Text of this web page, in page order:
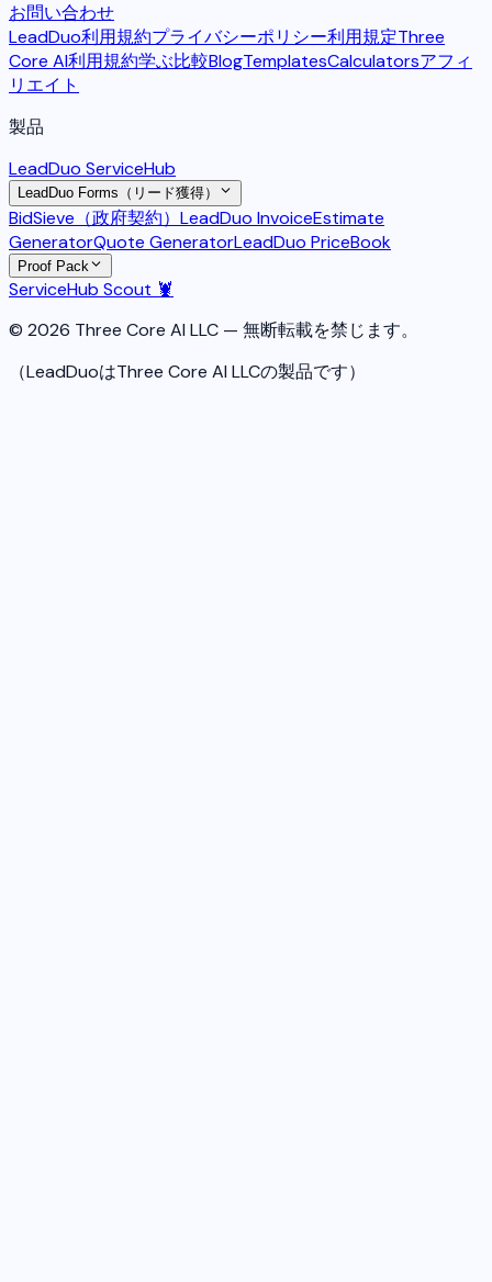
お問い合わせ
LeadDuo利用規約プライバシーポリシー利用規定Three
Core AI利用規約学ぶ比較BlogTemplatesCalculatorsアフィ
リエイト
製品
LeadDuo ServiceHub
LeadDuo Forms（リード獲得）
BidSieve（政府契約） LeadDuo InvoiceEstimate
GeneratorQuote GeneratorLeadDuo PriceBook
Proof Pack
ServiceHub Scout 🦞
© 2026 Three Core AI LLC — 無断転載を禁じます。
（LeadDuoはThree Core AI LLCの製品です）